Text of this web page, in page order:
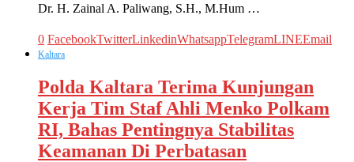
Dr. H. Zainal A. Paliwang, S.H., M.Hum …
0 FacebookTwitterLinkedinWhatsappTelegramLINEEmail
Kaltara
Polda Kaltara Terima Kunjungan
Kerja Tim Staf Ahli Menko Polkam
RI, Bahas Pentingnya Stabilitas
Keamanan Di Perbatasan